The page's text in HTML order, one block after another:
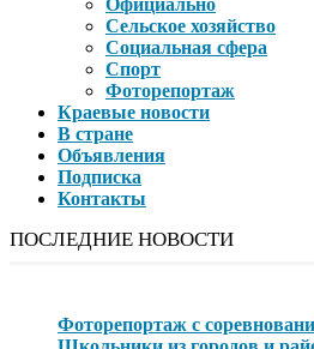
Официально
Сельское хозяйство
Социальная сфера
Спорт
Фоторепортаж
Краевые новости
В стране
Объявления
Подписка
Контакты
ПОСЛЕДНИЕ НОВОСТИ
Фоторепортаж с